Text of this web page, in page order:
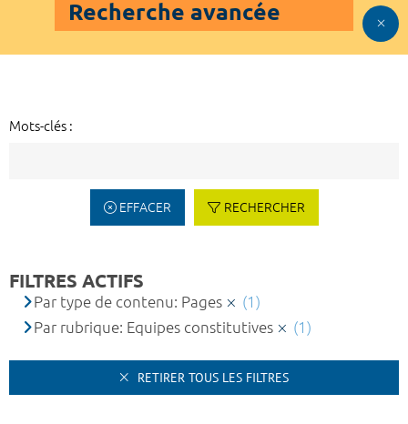
Recherche avancée
Mots-clés :
EFFACER RECHERCHER
FILTRES ACTIFS
Par type de contenu: Pages
(1)
Par rubrique: Equipes constitutives
(1)
RETIRER TOUS LES FILTRES